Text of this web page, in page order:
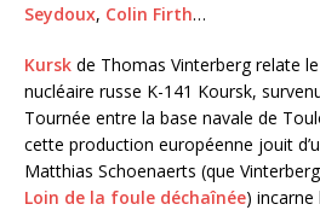
Seydoux, Colin Firth…
Kursk de Thomas Vinterberg relate
nucléaire russe K-141 Koursk,
Tournée entre la base navale de
cette production européenne jouit
Matthias Schoenaerts (que
Loin de la foule déchaînée) incarne